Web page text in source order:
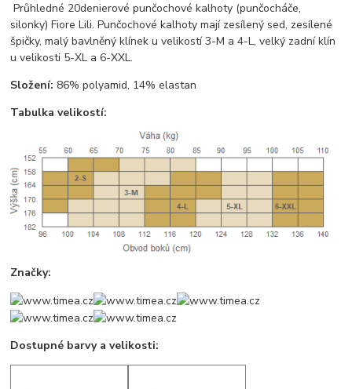
Průhledné 20denierové punčochové kalhoty (punčocháče,
silonky) Fiore Lili. Punčochové kalhoty mají zesílený sed, zesílené
špičky, malý bavlněný klínek u velikostí 3-M a 4-L, velký zadní klín
u velikosti 5-XL a 6-XXL.
Složení: 86% polyamid, 14% elastan
Tabulka velikostí:
Značky:
Dostupné barvy a velikosti: